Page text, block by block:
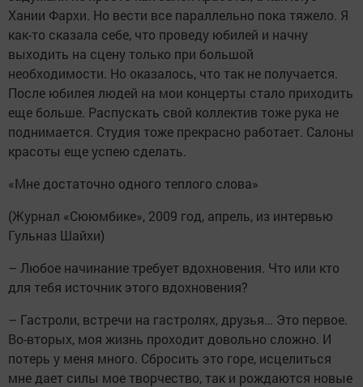
Хании Фархи. Но вести все параллельно пока тяжело. Я
как-то сказала себе, что проведу юбилей и начну
выходить на сцену только при большой
необходимости. Но оказалось, что так не получается.
После юбилея людей на мои концерты стало приходить
еще больше. Распускать свой коллектив тоже рука не
поднимается. Студия тоже прекрасно работает. Салоны
красоты еще успею сделать.
«Мне достаточно одного теплого слова»
(Журнал «Сююмбике», 2009 год, апрель, из интервью
Гульназ Шайхи)
– Любое начинание требует вдохновения. Что или кто
для тебя источник этого вдохновения?
– Гастроли, встречи на гастролях, друзья… Это первое.
Во-вторых, моя жизнь проходит довольно сложно. И
потерь у меня много. Сбросить это горе, исцелиться
мне дает силы мое творчество, так и рождаются новые